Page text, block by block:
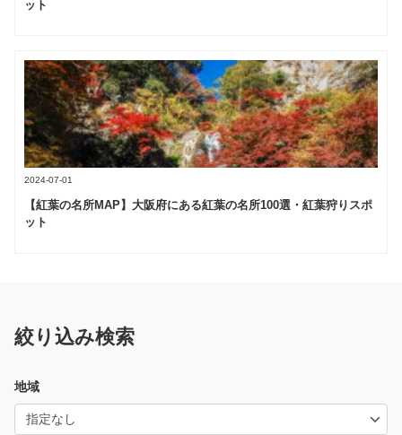
ット
2024-07-01
【紅葉の名所MAP】大阪府にある紅葉の名所100選・紅葉狩りスポ
ット
絞り込み検索
地域